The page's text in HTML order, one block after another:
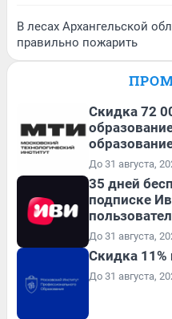
В лесах Архангельской
правильно пожарить
Скидка 72
До 31 августа,
35 дней
подписке
До 31 августа,
Скидка 11%
До 31 августа,